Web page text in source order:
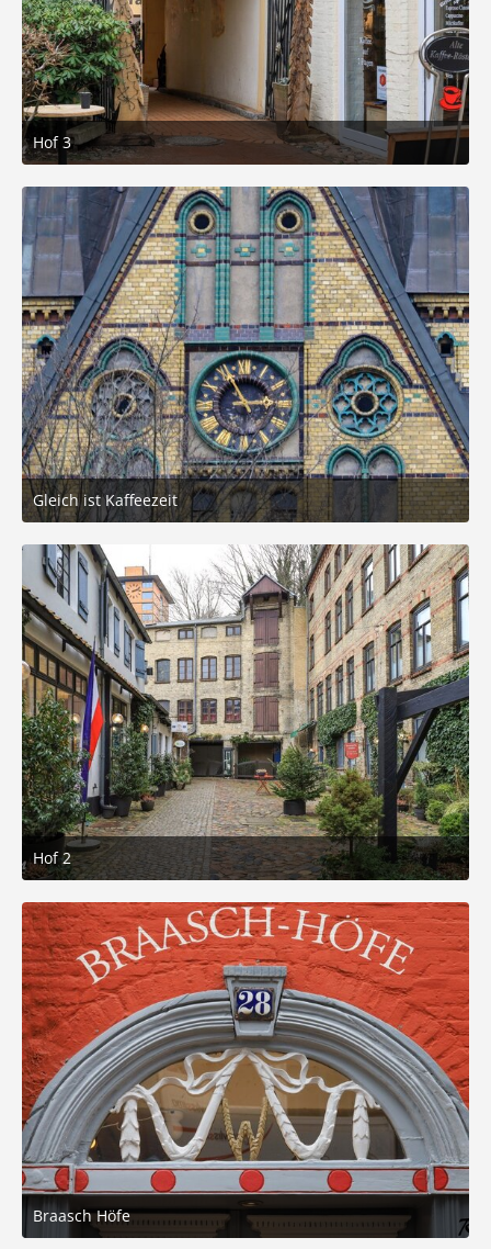
Hof 3
3. März 2026 um 05:21
7
Gleich ist Kaffeezeit
3. März 2026 um 05:21
Hof 2
3. März 2026 um 05:21
11
Braasch Höfe
3. März 2026 um 05:21